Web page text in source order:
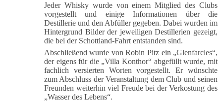
Jeder Whisky wurde von einem Mitglied des Clubs
vorgestellt und einige Informationen über die
Destillerie und den Abfüller gegeben. Dabei wurden im
Hintergrund Bilder der jeweiligen Destillerien gezeigt,
die bei der Schottland-Fahrt entstanden sind.
Abschließend wurde von Robin Pitz ein „Glenfarcles“,
der eigens für die „Villa Konthor“ abgefüllt wurde, mit
fachlich versierten Worten vorgestellt. Er wünschte
zum Abschluss der Veranstaltung dem Club und seinen
Freunden weiterhin viel Freude bei der Verkostung des
„Wasser des Lebens“.